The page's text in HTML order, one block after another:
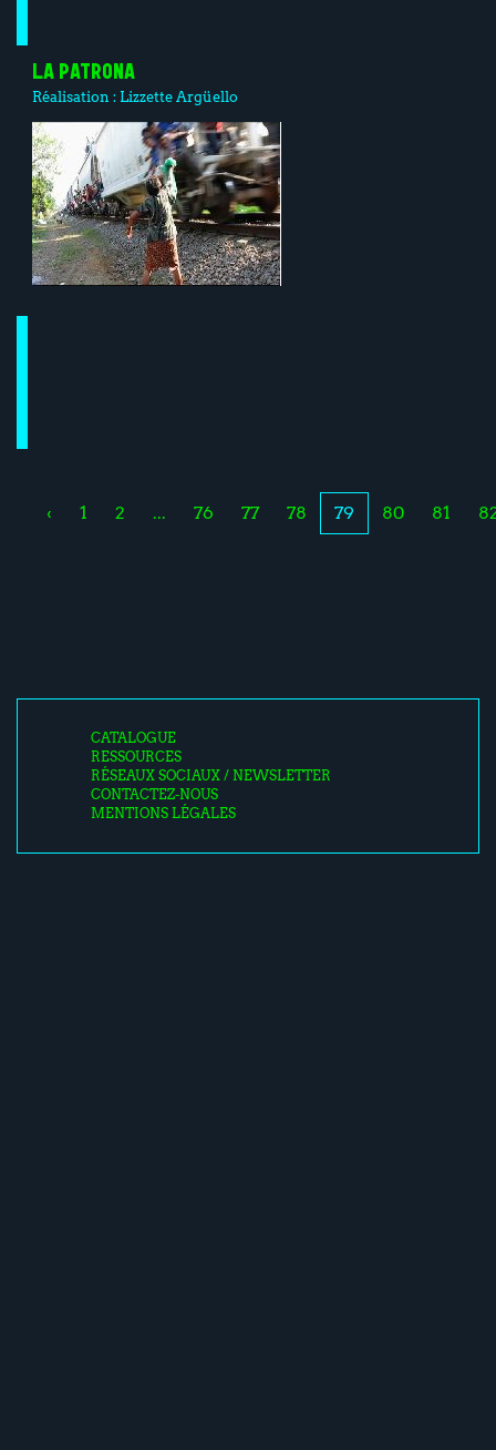
LA PATRONA
Réalisation : Lizzette Argüello
‹ 1 2 ... 76 77 78 79 80 81
CATALOGUE
RESSOURCES
RÉSEAUX SOCIAUX / NEWSLETTER
CONTACTEZ-NOUS
MENTIONS LÉGALES